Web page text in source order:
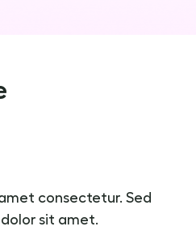
consectetur. Sed
sit amet.